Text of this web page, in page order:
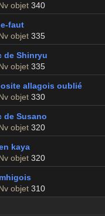
objet 340
faut
objet 335
de Shinryu
objet 335
allagois oublié
objet 330
de Susano
objet 320
kaya
objet 320
objet 310